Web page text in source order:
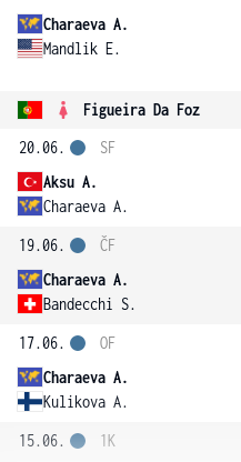
Charaeva A.
Mandlik E.
Figueira Da Foz
20.06.
Aksu A.
Charaeva A.
SF
19.06.
Charaeva A.
Bandecchi S.
ČF
17.06.
Charaeva A.
Kulikova A.
OF
15.06.
1K